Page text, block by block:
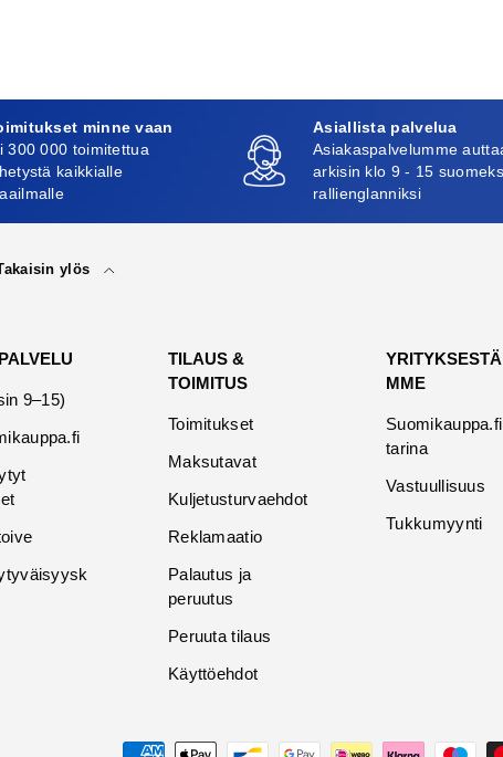
minne vaan
300 000 toimitettua
kaikkialle
Asiallista palvelua
Asiakaspalvelumme
arkisin klo 9 - 15
rallienglanniksi
ylös
9–15)
TILAUS &
TOIMITUS
Toimitukset
Maksutavat
Kuljetusturvaehdot
Reklamaatio
Palautus ja
peruutus
Peruuta tilaus
Käyttöehdot
YRITYKSESTÄ
MME
Suomikauppa.fi
tarina
Vastuullisuus
Tukkumyynti
Maksutavat